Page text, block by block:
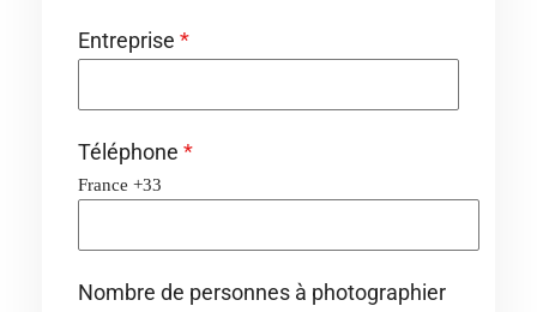
Entreprise *
Téléphone *
France +33
Nombre de personnes à photographier